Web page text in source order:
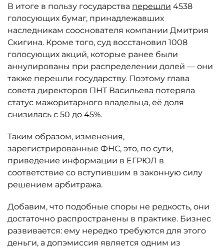
В итоге в пользу государства перешли 4538
голосующих бумаг, принадлежавших
наследникам сооснователя компании Дмитрия
Скигина. Кроме того, суд восстановил 1008
голосующих акций, которые ранее были
аннулированы при распределении долей — они
также перешли государству. Поэтому глава
совета директоров ПНТ Васильева потеряла
статус мажоритарного владельца, её доля
снизилась с 50 до 45%.
Таким образом, изменения,
зарегистрированные ФНС, это, по сути,
приведение информации в ЕГРЮЛ в
соответствие со вступившим в законную силу
решением арбитража.
Добавим, что подобные споры не редкость, они
достаточно распространены в практике. Бизнес
развивается: ему нередко требуются для этого
деньги, а допэмиссия является одним из